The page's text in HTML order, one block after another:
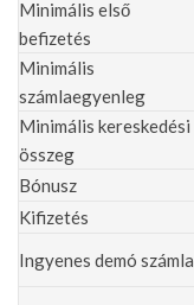
Minimális első
befizetés
Minimális
számlaegyenleg
Minimális kereskedési
összeg
Bónusz
Kifizetés
Ingyenes demó számla